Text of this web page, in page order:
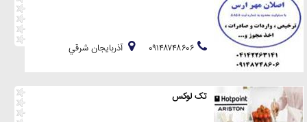
آذربايجان شرقي
تک لوکس